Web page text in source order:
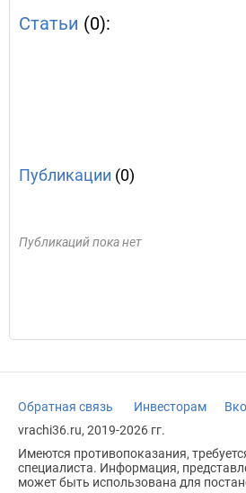
Статьи (0):
Публикации (0)
Публикаций пока нет
Обратная связь Инвесторам
vrachi36.ru, 2019-2026 гг.
Имеются противопоказания,
специалиста. Информация,
может быть использована для